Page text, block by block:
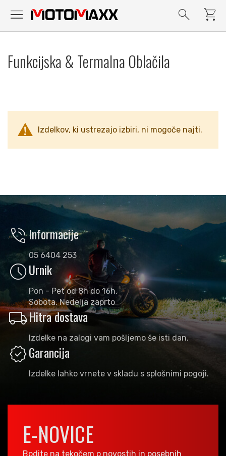
menu search shopping_cart
vsebino
Funkcijska & Termalna Oblačila
Izdelkov, ki ustrezajo izbiri, ni mogoče najti.
phone_in_talkInformacije
05 6404 253
scheduleUrnik
Pon - Pet od 8h do 16h,
Sobota, Nedelja zaprto
local_shippingHitra dostava
Izdelke na zalogi vam pošljemo še isti dan.
verifiedGarancija
Izdelke lahko vrnete v skladu s splošnimi pogoji.
E-NOVICE
Bodite na tekočem o novostih in posebnih